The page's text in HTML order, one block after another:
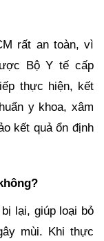
rất an toàn, vì
Bộ Y tế cấp
thực hiện, kết
y khoa, xâm
kết quả ổn định
lại, giúp loại bỏ
mùi. Khi thực